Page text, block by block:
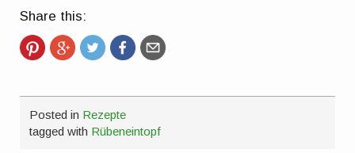
Share this:
Posted in Rezepte
tagged with Rübeneintopf